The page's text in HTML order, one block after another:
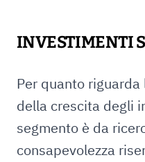
INVESTIMENTI
Per quanto riguarda
della crescita degli
segmento è da
consapevolezza